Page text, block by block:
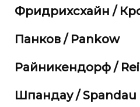
Фридрихсхайн /
Панков / Pankow
Райникендорф /
Шпандау / Spandau